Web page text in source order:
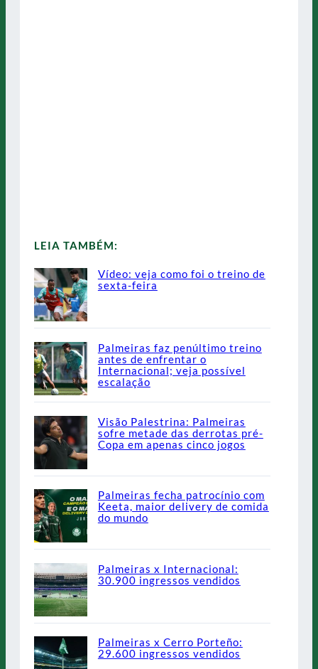
LEIA TAMBÉM:
Vídeo: veja como foi o treino de
sexta-feira
Palmeiras faz penúltimo treino
antes de enfrentar o
Internacional; veja possível
escalação
Visão Palestrina: Palmeiras
sofre metade das derrotas pré-
Copa em apenas cinco jogos
Palmeiras fecha patrocínio com
Keeta, maior delivery de comida
do mundo
Palmeiras x Internacional:
30.900 ingressos vendidos
Palmeiras x Cerro Porteño:
29.600 ingressos vendidos